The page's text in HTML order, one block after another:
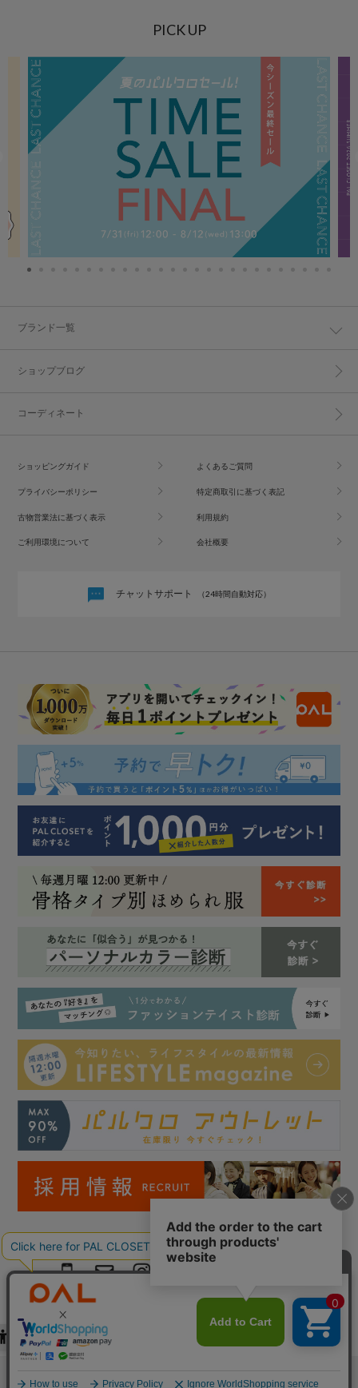
PICK UP
ブランド一覧
ショップブログ
コーディネート
ショッピングガイド よくあるご質問
プライバシーポリシー 特定商取引に基づく表記
古物営業法に基づく表示 利用規約
ご利用環境について 会社概要
チャットサポート （24時間自動対応）